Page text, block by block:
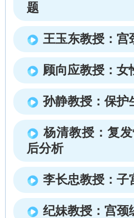
题
王玉东教授：宫
顾向应教授：女
孙静教授：保护
杨清教授：复
后分析
李长忠教授：子
纪妹教授：宫颈